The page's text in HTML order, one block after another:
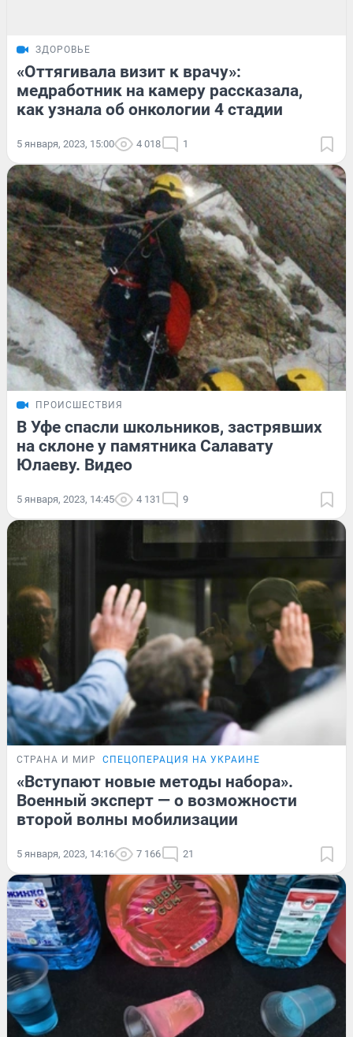
ЗДОРОВЬЕ
«Оттягивала визит к врачу»:
медработник на камеру рассказала,
как узнала об онкологии 4 стадии
5 января, 2023, 15:00 4 018 1
ПРОИСШЕСТВИЯ
В Уфе спасли школьников, застрявших
на склоне у памятника Салавату
Юлаеву. Видео
5 января, 2023, 14:45 4 131 9
СТРАНА И МИР СПЕЦОПЕРАЦИЯ НА УКРАИНЕ
«Вступают новые методы набора».
Военный эксперт — о возможности
второй волны мобилизации
5 января, 2023, 14:16 7 166 21